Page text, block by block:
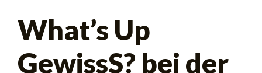
What’s Up
GewissS? bei der